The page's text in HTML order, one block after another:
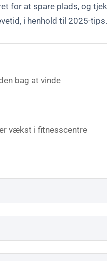
for at spare plads, og tjek
i henhold til 2025-tips.
bag at vinde
vækst i fitnesscentre